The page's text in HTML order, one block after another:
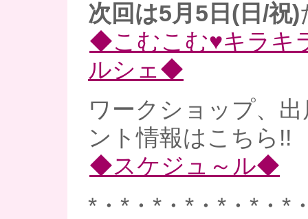
次回は5月5日(日/祝)
◆こむこむ♥キラキ
ルシェ◆
ワークショップ、
ント情報はこちら!!
◆スケジュ～ル◆
*・*・*・*・*・*・*